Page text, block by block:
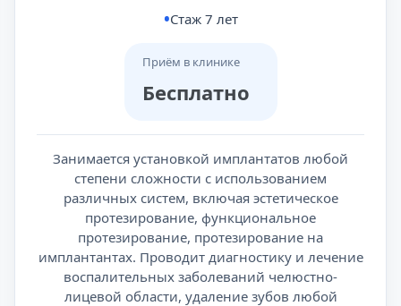
Стаж 7 лет
Приём в клинике
Бесплатно
Занимается установкой имплантатов любой
степени сложности с использованием
различных систем, включая эстетическое
протезирование, функциональное
протезирование, протезирование на
имплантантах. Проводит диагностику и лечение
воспалительных заболеваний челюстно-
лицевой области, удаление зубов любой